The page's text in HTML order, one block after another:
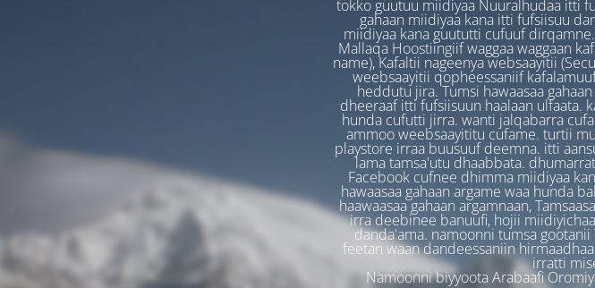
tokko guutuu miidiyaa Nuuralhudaa itti
gahaan miidiyaa kana itti fufsiisuu
miidiyaa kana guututti cufuuf
Mallaqa Hoostiingiif waggaa waggaan
name), Kafaltii nageenya websaayitii
weebsaayitii qopheessaniif
heddutu jira. Tumsi hawaasaa
dheeraaf itti fufsiisuun haalaan ulfaata.
hunda cufutti jirra. wanti jalqabarra
ammoo weebsaayititu cufame. turtii
playstore irraa buusuuf deemna. itti
lama tamsa'utu dhaabbata.
Facebook cufnee dhimma miidiyaa
hawaasaa gahaan argame waa hunda
haawaasaa gahaan argamnaan,
irra deebinee banuufi, hojii
danda'ama. namoonni tumsa
feetan waan dandeessaniin
irratti
Namoonni biyyoota Arabaafi